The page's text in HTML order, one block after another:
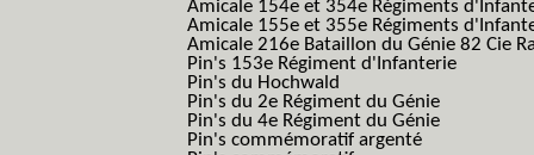
Amicale 154e et 354e Régiments
Amicale 155e et 355e Régiments
Amicale 216e Bataillon du Génie 82 Cie
Pin's 153e Régiment d'Infanterie
Pin's du Hochwald
Pin's du 2e Régiment du Génie
Pin's du 4e Régiment du Génie
Pin's commémoratif argenté